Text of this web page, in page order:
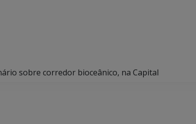
sobre corredor bioceânico, na Capital